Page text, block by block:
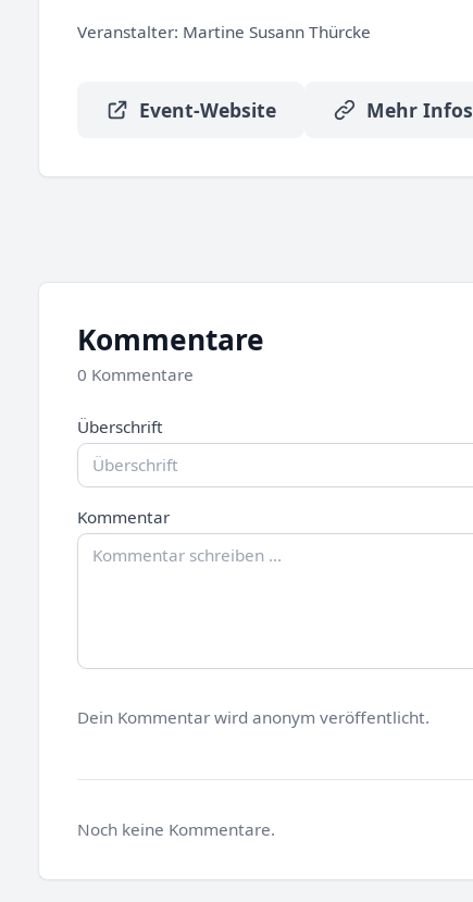
Veranstalter: Martine Susann Thürcke
Event-Website Mehr Infos
Kommentare
0 Kommentare
Überschrift
Kommentar
Dein Kommentar wird anonym veröffentlicht.
Noch keine Kommentare.